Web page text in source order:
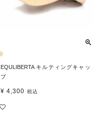
EQULIBERTA キルティングキャッ
プ
¥ 4,300 税込